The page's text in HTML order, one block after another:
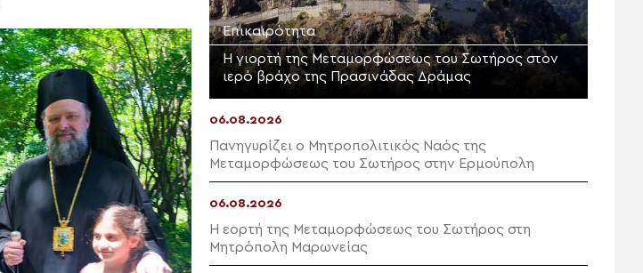
Επικαιρότητα
Η γιορτή της Μεταμορφώσεως του Σωτήρος στον
ιερό βράχο της Πρασινάδας Δράμας
06.08.2026
Πανηγυρίζει ο Μητροπολιτικός Ναός της
Μεταμορφώσεως του Σωτήρος στην Ερμούπολη
06.08.2026
Η εορτή της Μεταμορφώσεως του Σωτήρος στη
Μητρόπολη Μαρωνείας